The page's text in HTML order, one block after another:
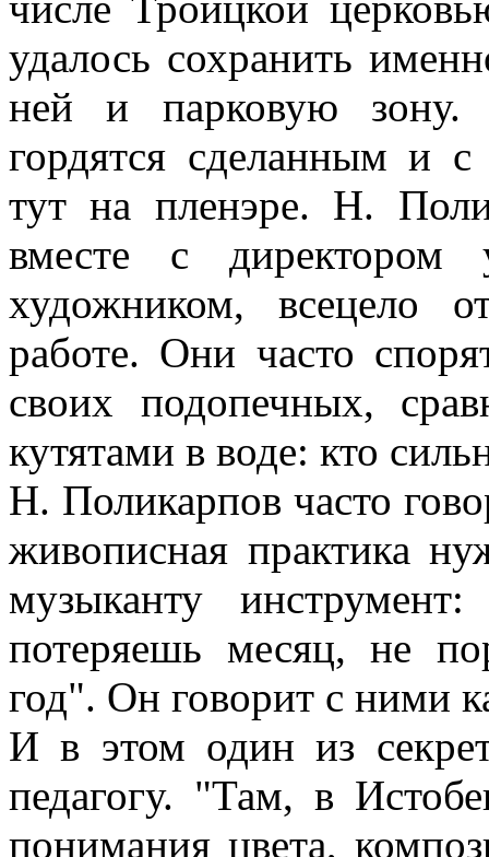
удалось сохранить
ней и парковую зону.
гордятся сделанным и
тут на пленэре. Н.
вместе с
художником, всецело
работе. Они часто
своих подопечных,
кутятами в воде: кто
Н. Поликарпов часто
живописная практика
музыканту
потеряешь месяц, не
год". Он говорит с ними
И в этом один из
педагогу. "Там, в
понимания цвета,